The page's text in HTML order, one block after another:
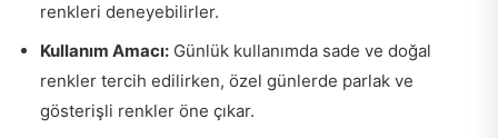
renkleri deneyebilirler.
Kullanım Amacı: Günlük kullanımda sade ve doğal
renkler tercih edilirken, özel günlerde parlak ve
gösterişli renkler öne çıkar.